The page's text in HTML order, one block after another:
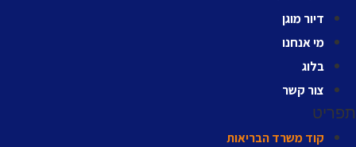
דיור מוגן
מי אנחנו
בלוג
צור קשר
תפריט
קוד משרד הבריאות